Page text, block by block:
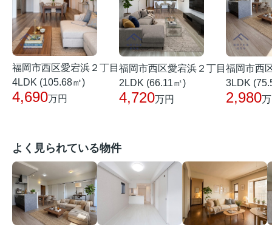
福岡市西区愛宕浜２丁目
4LDK (105.68㎡)
4,690万円
福岡市西区愛宕浜２丁目
2LDK (66.11㎡)
4,720万円
福岡市西
3LDK
2,980
よく見られている物件